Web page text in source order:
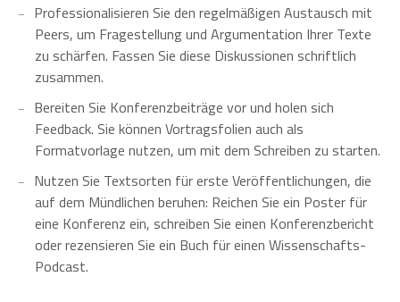
Professionalisieren Sie den regelmäßigen Austausch mit
Peers, um Fragestellung und Argumentation Ihrer Texte
zu schärfen. Fassen Sie diese Diskussionen schriftlich
zusammen.
Bereiten Sie Konferenzbeiträge vor und holen sich
Feedback. Sie können Vortragsfolien auch als
Formatvorlage nutzen, um mit dem Schreiben zu starten.
Nutzen Sie Textsorten für erste Veröffentlichungen, die
auf dem Mündlichen beruhen: Reichen Sie ein Poster für
eine Konferenz ein, schreiben Sie einen Konferenzbericht
oder rezensieren Sie ein Buch für einen Wissenschafts-
Podcast.